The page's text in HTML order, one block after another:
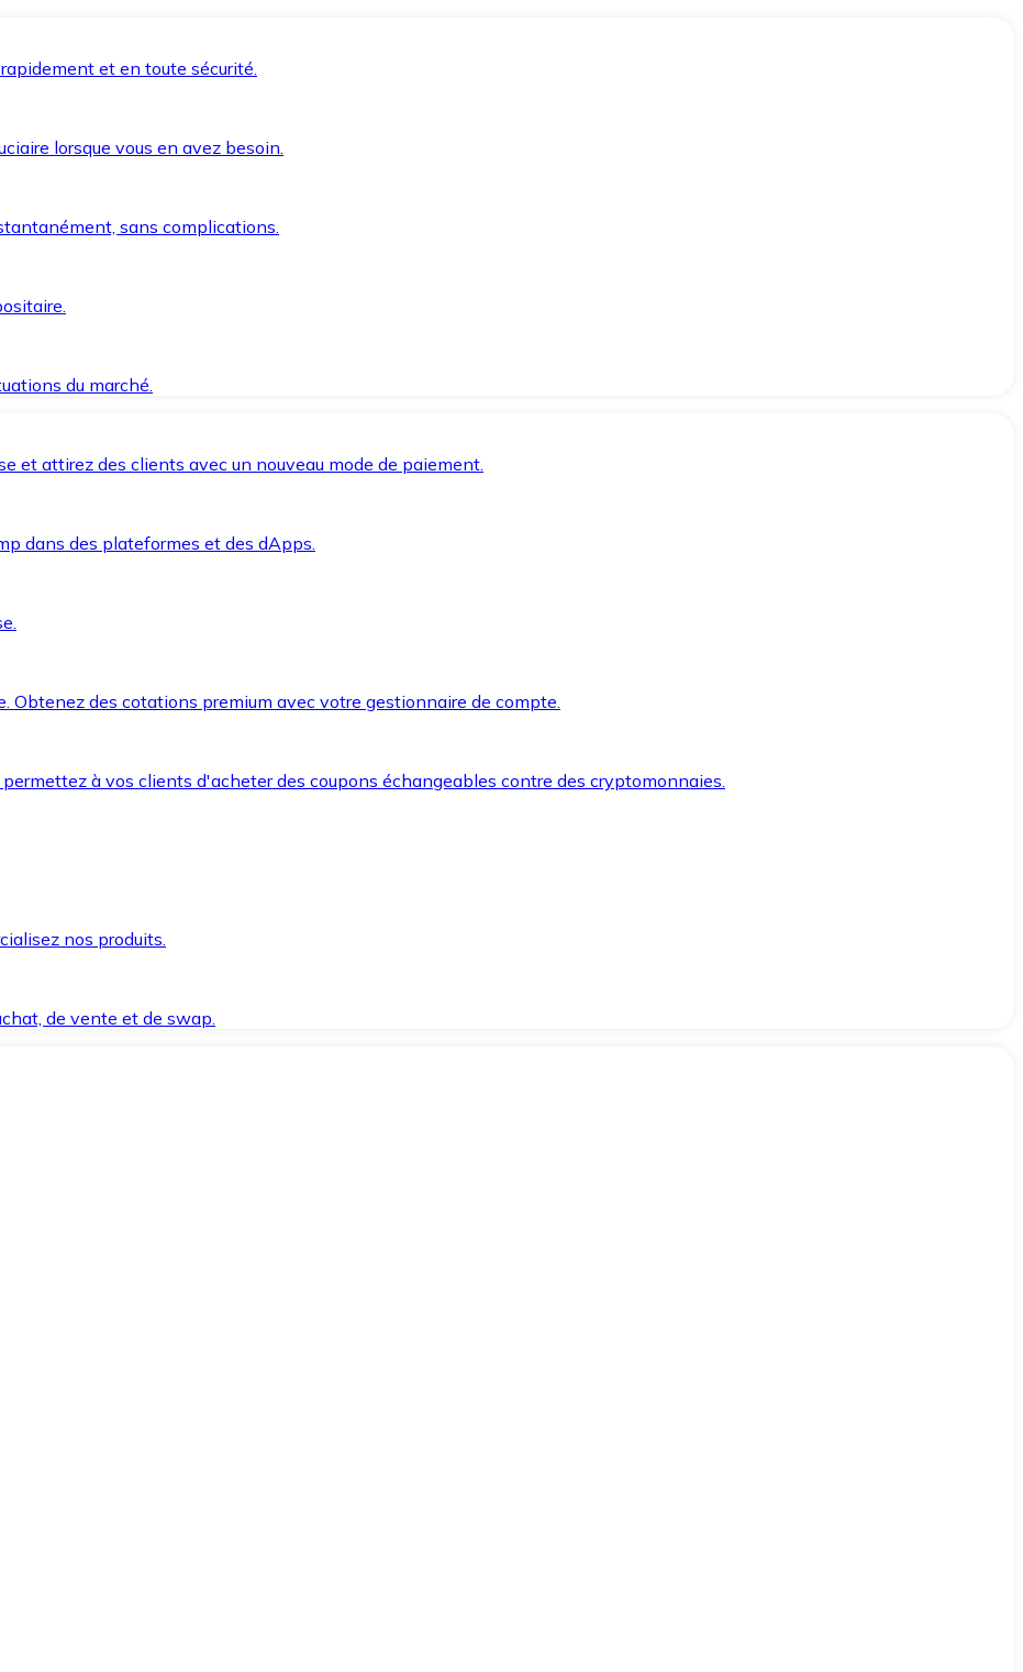
et en toute sécurité.
lorsque vous en avez besoin.
sans complications.
du marché.
et attirez des clients avec un nouveau mode de paiement.
dans des plateformes et des dApps.
Obtenez des cotations premium avec votre gestionnaire de compte.
à vos clients d'acheter des coupons échangeables contre des cryptomonnaies.
nos produits.
de vente et de swap.